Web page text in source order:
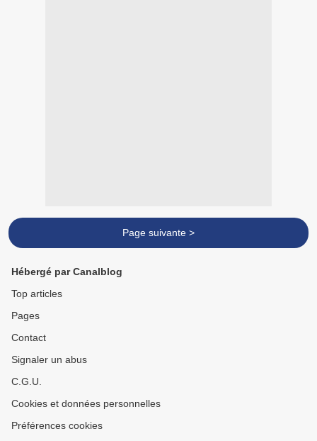
Page suivante >
Hébergé par Canalblog
Top articles
Pages
Contact
Signaler un abus
C.G.U.
Cookies et données personnelles
Préférences cookies